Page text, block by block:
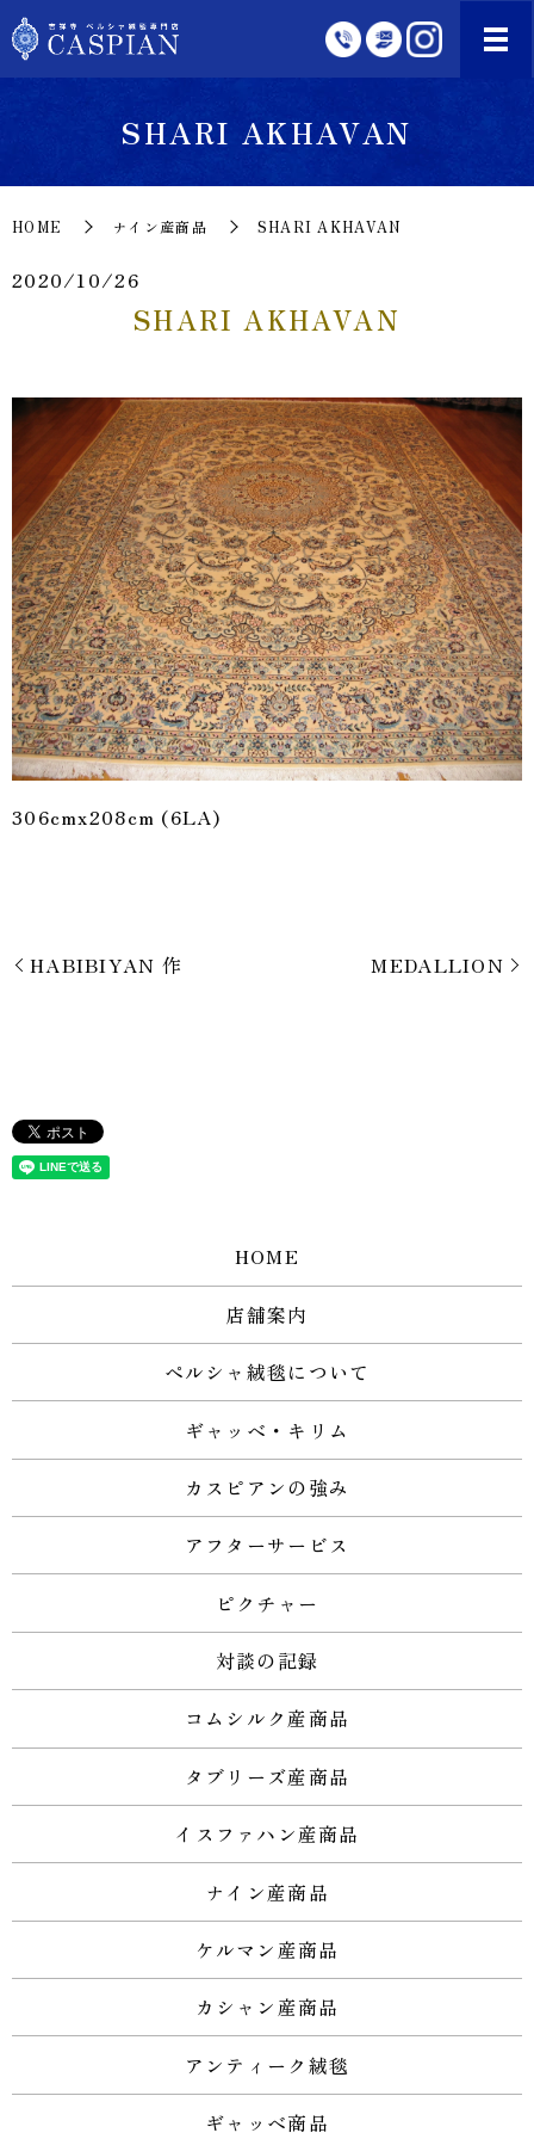
SHARI AKHAVAN
HOME ナイン産商品 SHARI AKHAVAN
2020/10/26
SHARI AKHAVAN
306cmx208cm (6LA)
HABIBIYAN 作 MEDALLION
HOME
店舗案内
ペルシャ絨毯について
ギャッベ・キリム
カスピアンの強み
アフターサービス
ピクチャー
対談の記録
コムシルク産商品
タブリーズ産商品
イスファハン産商品
ナイン産商品
ケルマン産商品
カシャン産商品
アンティーク絨毯
ギャッベ商品